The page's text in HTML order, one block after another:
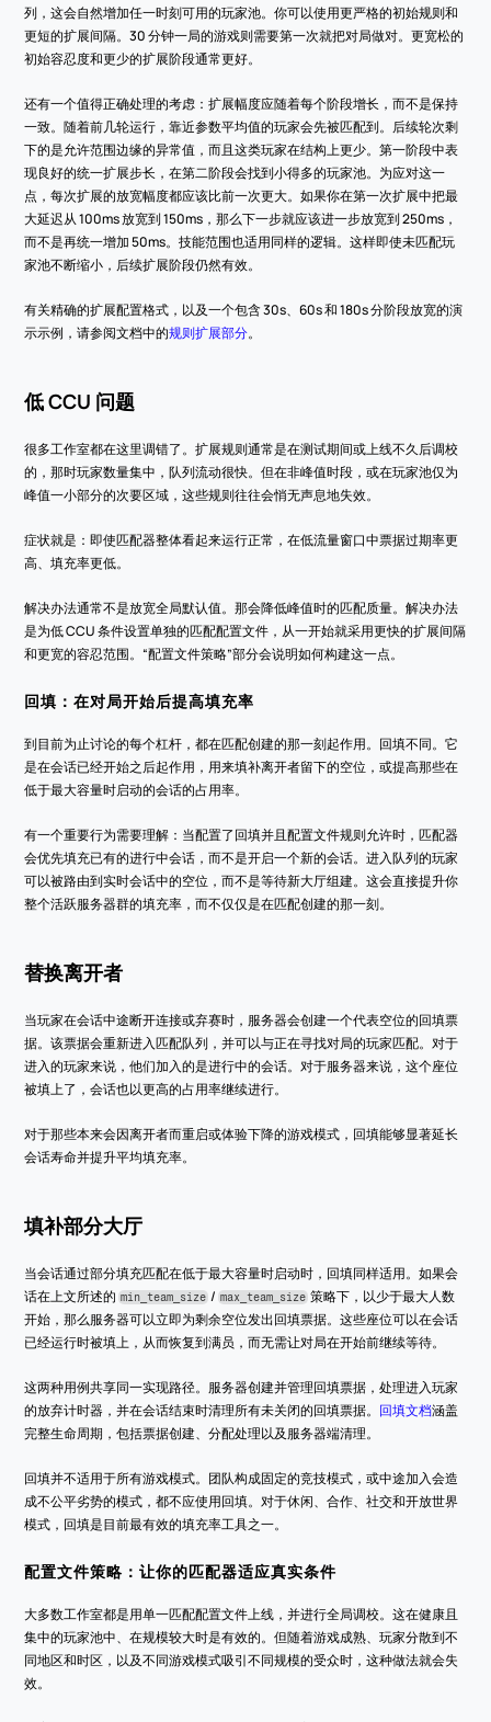
列，这会自然增加任一时刻可用的玩家池。你可以使用更严格的初始规则和
更短的扩展间隔。30 分钟一局的游戏则需要第一次就把对局做对。更宽松的
初始容忍度和更少的扩展阶段通常更好。
还有一个值得正确处理的考虑：扩展幅度应随着每个阶段增长，而不是保持
一致。随着前几轮运行，靠近参数平均值的玩家会先被匹配到。后续轮次剩
下的是允许范围边缘的异常值，而且这类玩家在结构上更少。第一阶段中表
现良好的统一扩展步长，在第二阶段会找到小得多的玩家池。为应对这一
点，每次扩展的放宽幅度都应该比前一次更大。如果你在第一次扩展中把最
大延迟从 100ms 放宽到 150ms，那么下一步就应该进一步放宽到 250ms，
而不是再统一增加 50ms。技能范围也适用同样的逻辑。这样即使未匹配玩
家池不断缩小，后续扩展阶段仍然有效。
有关精确的扩展配置格式，以及一个包含 30s、60s 和 180s 分阶段放宽的演
示示例，请参阅文档中的规则扩展部分。
低 CCU 问题
很多工作室都在这里调错了。扩展规则通常是在测试期间或上线不久后调校
的，那时玩家数量集中，队列流动很快。但在非峰值时段，或在玩家池仅为
峰值一小部分的次要区域，这些规则往往会悄无声息地失效。
症状就是：即使匹配器整体看起来运行正常，在低流量窗口中票据过期率更
高、填充率更低。
解决办法通常不是放宽全局默认值。那会降低峰值时的匹配质量。解决办法
是为低 CCU 条件设置单独的匹配配置文件，从一开始就采用更快的扩展间隔
和更宽的容忍范围。“配置文件策略”部分会说明如何构建这一点。
回填：在对局开始后提高填充率
到目前为止讨论的每个杠杆，都在匹配创建的那一刻起作用。回填不同。它
是在会话已经开始之后起作用，用来填补离开者留下的空位，或提高那些在
低于最大容量时启动的会话的占用率。
有一个重要行为需要理解：当配置了回填并且配置文件规则允许时，匹配器
会优先填充已有的进行中会话，而不是开启一个新的会话。进入队列的玩家
可以被路由到实时会话中的空位，而不是等待新大厅组建。这会直接提升你
整个活跃服务器群的填充率，而不仅仅是在匹配创建的那一刻。
替换离开者
当玩家在会话中途断开连接或弃赛时，服务器会创建一个代表空位的回填票
据。该票据会重新进入匹配队列，并可以与正在寻找对局的玩家匹配。对于
进入的玩家来说，他们加入的是进行中的会话。对于服务器来说，这个座位
被填上了，会话也以更高的占用率继续进行。
对于那些本来会因离开者而重启或体验下降的游戏模式，回填能够显著延长
会话寿命并提升平均填充率。
填补部分大厅
当会话通过部分填充匹配在低于最大容量时启动时，回填同样适用。如果会
话在上文所述的 min_team_size / max_team_size 策略下，以少于最大人数
开始，那么服务器可以立即为剩余空位发出回填票据。这些座位可以在会话
已经运行时被填上，从而恢复到满员，而无需让对局在开始前继续等待。
这两种用例共享同一实现路径。服务器创建并管理回填票据，处理进入玩家
的放弃计时器，并在会话结束时清理所有未关闭的回填票据。 回填文档涵盖
完整生命周期，包括票据创建、分配处理以及服务器端清理。
回填并不适用于所有游戏模式。团队构成固定的竞技模式，或中途加入会造
成不公平劣势的模式，都不应使用回填。对于休闲、合作、社交和开放世界
模式，回填是目前最有效的填充率工具之一。
配置文件策略：让你的匹配器适应真实条件
大多数工作室都是用单一匹配配置文件上线，并进行全局调校。这在健康且
集中的玩家池中、在规模较大时是有效的。但随着游戏成熟、玩家分散到不
同地区和时区，以及不同游戏模式吸引不同规模的受众时，这种做法就会失
效。